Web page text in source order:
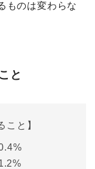
ものは変わらな
と
こと】